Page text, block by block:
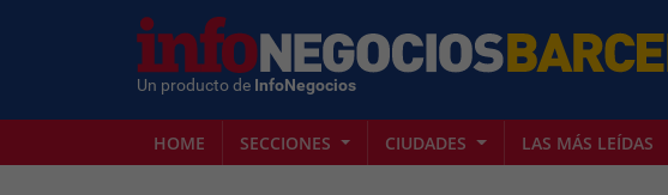
Un producto de InfoNegocios
HOME SECCIONES CIUDADES LAS MÁS LEÍDAS